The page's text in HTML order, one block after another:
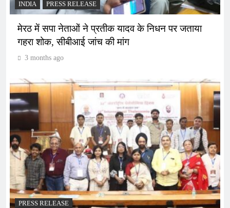
INDIA PRESS RELEASE
मेरठ में सपा नेताओं ने प्रतीक यादव के निधन पर जताया
गहरा शोक, सीबीआई जांच की मांग
3 months ago
PRESS RELEASE